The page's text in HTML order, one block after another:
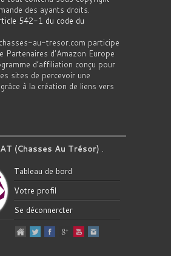
des ayants droits.
542-1 du code du
au-tresor.com participe
Partenaires d’Amazon Europe
d’affiliation conçu pour
sites de percevoir une
à la création de liens vers
(Chasses Au Trésor)
Tableau de bord
Votre profil
Se déconnercter